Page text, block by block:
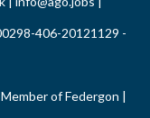
406-20121129 -
of Federgon |